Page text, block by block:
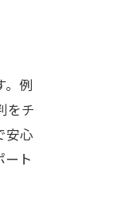
。例
をチ
安心
ト